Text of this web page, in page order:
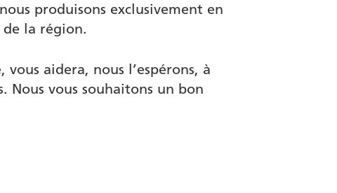
produisons exclusivement en
de la région.
aidera, nous l’espérons, à
vous souhaitons un bon